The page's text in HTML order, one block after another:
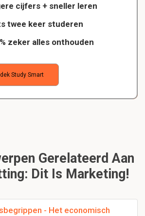
cijfers + sneller leren
twee keer studeren
zeker alles onthouden
Study Smart
Gerelateerd Aan
Dit Is Marketing!
- Het economisch